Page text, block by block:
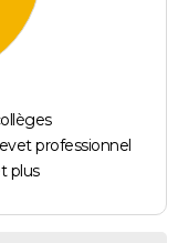
professionnel
plus